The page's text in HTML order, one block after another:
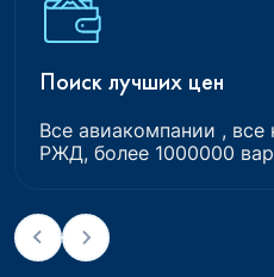
Поиск лучших цен
Все авиакомпании , все
РЖД, более 1000000